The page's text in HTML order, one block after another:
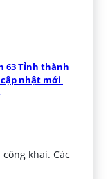
63 Tỉnh thành
nhật mới
khai. Các